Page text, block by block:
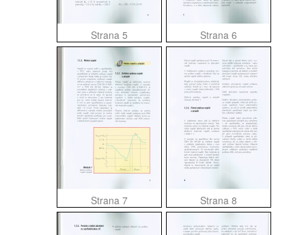
Strana 5 Strana 6
Strana 7 Strana 8